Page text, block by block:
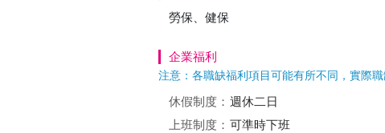
勞保、健保
企業福利
注意：各職缺福利項目可能有所不同，實際
休假制度： 週休二日
上班制度： 可準時下班